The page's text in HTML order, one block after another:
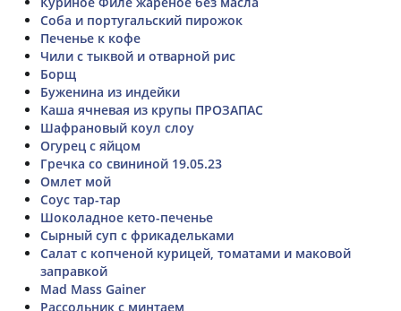
Соба и португальский пирожок
Печенье к кофе
Чили с тыквой и отварной рис
Борщ
Буженина из индейки
Каша ячневая из крупы ПРОЗАПАС
Шафрановый коул слоу
Огурец с яйцом
Гречка со свининой 19.05.23
Омлет мой
Соус тар-тар
Шоколадное кето-печенье
Сырный суп с фрикадельками
Салат с копченой курицей, томатами и маковой
заправкой
Mad Mass Gainer
Рассольник с минтаем